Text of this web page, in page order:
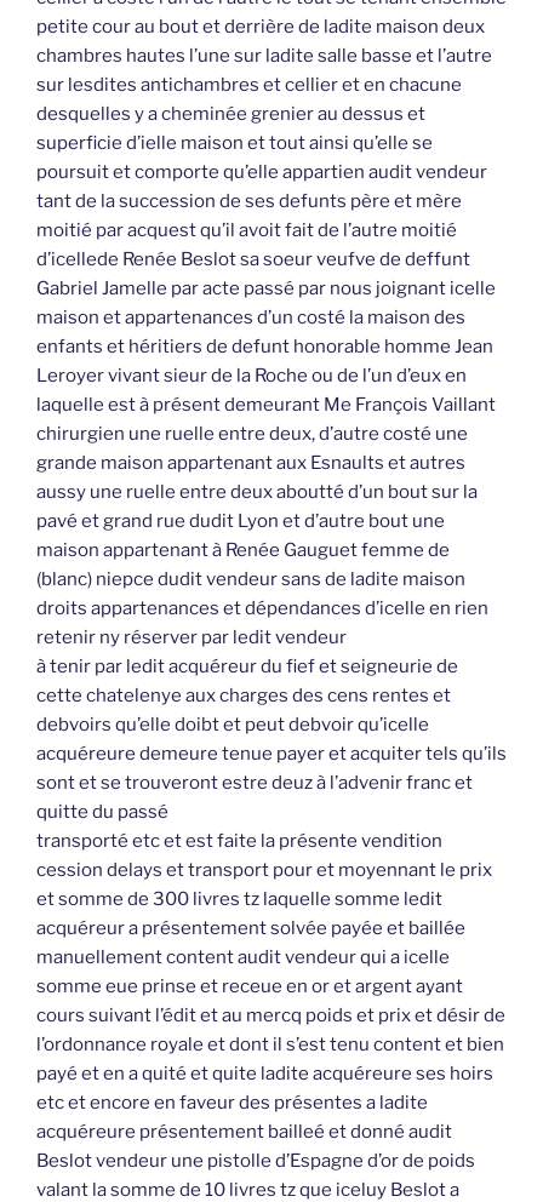
petite cour au bout et derrière de ladite maison deux
chambres hautes l’une sur ladite salle basse et l’autre
sur lesdites antichambres et cellier et en chacune
desquelles y a cheminée grenier au dessus et
superficie d’ielle maison et tout ainsi qu’elle se
poursuit et comporte qu’elle appartien audit vendeur
tant de la succession de ses defunts père et mère
moitié par acquest qu’il avoit fait de l’autre moitié
d’icellede Renée Beslot sa soeur veufve de deffunt
Gabriel Jamelle par acte passé par nous joignant icelle
maison et appartenances d’un costé la maison des
enfants et héritiers de defunt honorable homme Jean
Leroyer vivant sieur de la Roche ou de l’un d’eux en
laquelle est à présent demeurant Me François Vaillant
chirurgien une ruelle entre deux, d’autre costé une
grande maison appartenant aux Esnaults et autres
aussy une ruelle entre deux aboutté d’un bout sur la
pavé et grand rue dudit Lyon et d’autre bout une
maison appartenant à Renée Gauguet femme de
(blanc) niepce dudit vendeur sans de ladite maison
droits appartenances et dépendances d’icelle en rien
retenir ny réserver par ledit vendeur
à tenir par ledit acquéreur du fief et seigneurie de
cette chatelenye aux charges des cens rentes et
debvoirs qu’elle doibt et peut debvoir qu’icelle
acquéreure demeure tenue payer et acquiter tels qu’ils
sont et se trouveront estre deuz à l’advenir franc et
quitte du passé
transporté etc et est faite la présente vendition
cession delays et transport pour et moyennant le prix
et somme de 300 livres tz laquelle somme ledit
acquéreur a présentement solvée payée et baillée
manuellement content audit vendeur qui a icelle
somme eue prinse et receue en or et argent ayant
cours suivant l’édit et au mercq poids et prix et désir de
l’ordonnance royale et dont il s’est tenu content et bien
payé et en a quité et quite ladite acquéreure ses hoirs
etc et encore en faveur des présentes a ladite
acquéreure présentement bailleé et donné audit
Beslot vendeur une pistolle d’Espagne d’or de poids
valant la somme de 10 livres tz que iceluy Beslot a